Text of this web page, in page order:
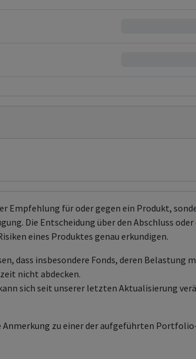
Empfehlung für oder gegen ein Produkt,
Die Entscheidung über den Abschluss
eines Produktes genau erkundigen.
dass insbesondere Fonds, deren
nicht abdecken.
sich seit unserer letzten Aktualisierung
Anmerkung zu einer der aufgeführten